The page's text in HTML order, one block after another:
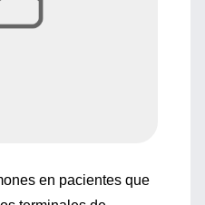
en pacientes que